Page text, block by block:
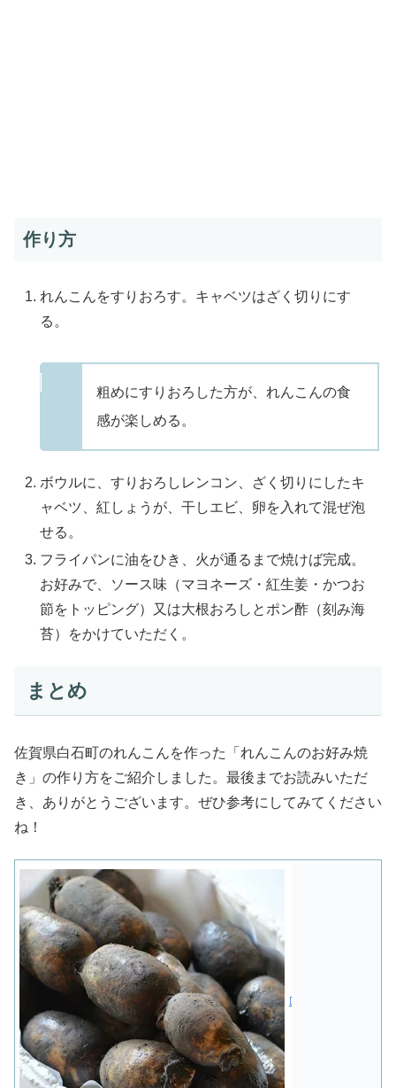
作り方
れんこんをすりおろす。キャベツはざく切りにす
る。
粗めにすりおろした方が、れんこんの食
感が楽しめる。
ボウルに、すりおろしレンコン、ざく切りにしたキ
ャベツ、紅しょうが、干しエビ、卵を入れて混ぜ泡
せる。
フライパンに油をひき、火が通るまで焼けば完成。
お好みで、ソース味（マヨネーズ・紅生姜・かつお
節をトッピング）又は大根おろしとポン酢（刻み海
苔）をかけていただく。
まとめ
佐賀県白石町のれんこんを作った「れんこんのお好み焼
き」の作り方をご紹介しました。最後までお読みいただ
き、ありがとうございます。ぜひ参考にしてみてください
ね！